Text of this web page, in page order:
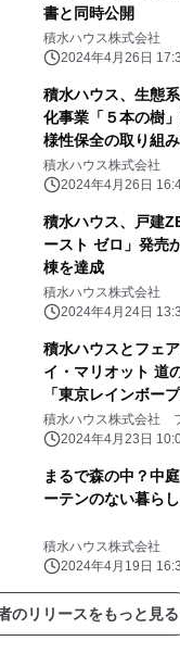
書と同時公開
積水ハウス株式会社
2024年4月26日
積水ハウス、生態
化事業「５本の樹
様性保全の取り組
賞」優良賞を受賞
積水ハウス株式会社
2024年4月26日
積水ハウス、戸建
ースト ゼロ」発売
棟を達成
積水ハウス株式会社
2024年4月24日
積水ハウスとフェ
イ・マリオット 道
「東京レインボー
同で出展
積水ハウス株式会社
イ・マリオット 道の駅
2024年4月23日
まるで森の中？中
ーテンのない暮らし
積水ハウス株式会社
2024年4月19日
のリリースをもっと見る